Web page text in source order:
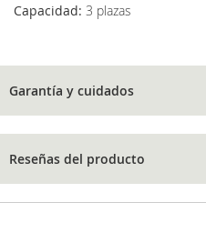
Capacidad: 3 plazas
Garantía y cuidados
Reseñas del producto